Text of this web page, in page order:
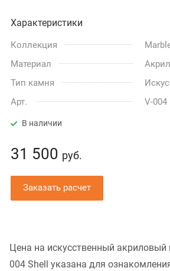
Характеристики
Коллекция
Материал
Тип камня
Арт.
V-004
В наличии
31 500 руб.
Заказать расчет
Цена на искусственный акриловый
004 Shell указана для